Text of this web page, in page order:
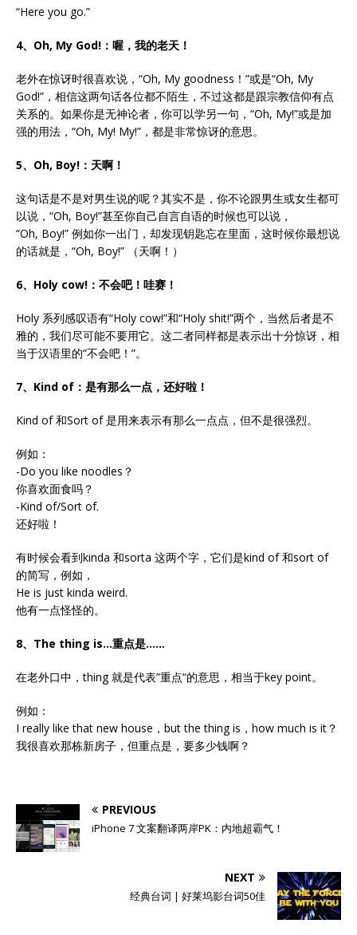
“Here you go.‌‌”
4、Oh, My God!：喔，我的老天！
老外在惊讶时很喜欢说，‌‌“Oh, My goodness！‌‌”或是‌‌“Oh, My
God!”，相信这两句话各位都不陌生，不过这都是跟宗教信仰有点
关系的。如果你是无神论者，你可以学另一句，‌‌“Oh, My!”或是加
强的用法，‌‌“Oh, My! My!”，都是非常惊讶的意思。
5、Oh, Boy!：天啊！
这句话是不是对男生说的呢？其实不是，你不论跟男生或女生都可
以说，‌‌“Oh, Boy!”甚至你自己自言自语的时候也可以说，‌‌
“Oh, Boy!” 例如你一出门，却发现钥匙忘在里面，这时候你最想说
的话就是，‌‌“Oh, Boy!” （天啊！）
6、Holy cow!：不会吧！哇赛！
Holy 系列感叹语有‌‌“Holy cow!”和‌‌“Holy shit!”两个，当然后者是不
雅的，我们尽可能不要用它。这二者同样都是表示出十分惊讶，相
当于汉语里的‌‌“不会吧！‌‌”。
7、Kind of：是有那么一点，还好啦！
Kind of 和Sort of 是用来表示有那么一点点，但不是很强烈。
例如：
-Do you like noodles？
你喜欢面食吗？
-Kind of/Sort of.
还好啦！
有时候会看到kinda 和sorta 这两个字，它们是kind of 和sort of
的简写，例如，
He is just kinda weird.
他有一点怪怪的。
8、The thing is...重点是……
在老外口中，thing 就是代表‌‌”重点‌‌“的意思，相当于key point。
例如：
I really like that new house，but the thing is，how much is it？
我很喜欢那栋新房子，但重点是，要多少钱啊？
PREVIOUS
iPhone 7 文案翻译两岸PK：内地超霸气！
NEXT
经典台词 | 好莱坞影台词50佳